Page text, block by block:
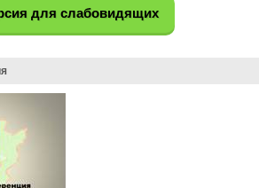
для слабовидящих